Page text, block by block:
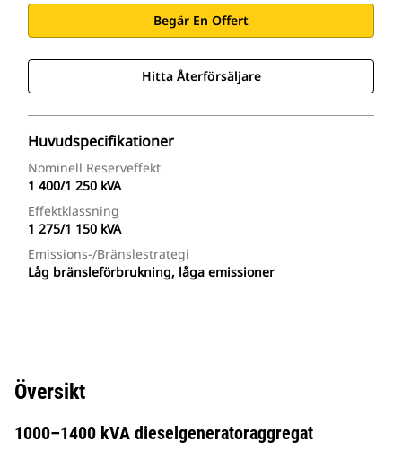
Begär En Offert
Hitta Återförsäljare
Huvudspecifikationer
Nominell Reserveffekt
1 400/1 250 kVA
Effektklassning
1 275/1 150 kVA
Emissions-/bränslestrategi
Låg bränsleförbrukning, låga emissioner
Översikt
1000–1400 kVA dieselgeneratoraggregat